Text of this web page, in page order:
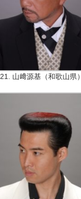
21. 山﨑源基（和歌山県）